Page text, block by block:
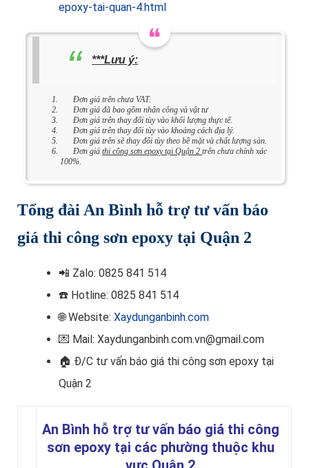
epoxy-tai-quan-4.html
***Lưu ý:
Đơn giá trên chưa VAT.
Đơn giá đã bao gồm nhân công và vật tư
Đơn giá trên thay đổi tùy vào khối lượng thực tế.
Đơn giá trên thay đổi tùy vào khoảng cách địa lý.
Đơn giá trên sẽ thay đổi tùy theo bề mặt và chất lượng sàn.
Đơn giáthi công sơn epoxy tại Quận 2trên chưa chính xác
100%.
Tổng đài An Bình hỗ trợ tư vấn báo
giá thi công sơn epoxy tại Quận 2
📲 Zalo: 0825 841 514
☎️ Hotline: 0825 841 514
🌐 Website: Xaydunganbinh.com
💌 Mail: Xaydunganbinh.com.vn@gmail.com
🏠 Đ/C tư vấn báo giá thi công sơn epoxy tại
Quận 2
An Bình hỗ trợ tư vấn báo giá thi công
sơn epoxy tại các phường thuộc khu